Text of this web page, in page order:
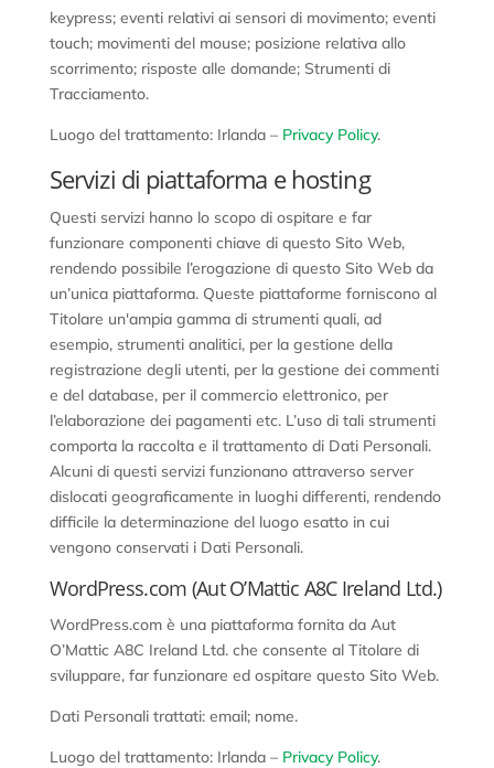
keypress; eventi relativi ai sensori di movimento; eventi
touch; movimenti del mouse; posizione relativa allo
scorrimento; risposte alle domande; Strumenti di
Tracciamento.
Luogo del trattamento: Irlanda – Privacy Policy.
Servizi di piattaforma e hosting
Questi servizi hanno lo scopo di ospitare e far
funzionare componenti chiave di questo Sito Web,
rendendo possibile l’erogazione di questo Sito Web da
un’unica piattaforma. Queste piattaforme forniscono al
Titolare un'ampia gamma di strumenti quali, ad
esempio, strumenti analitici, per la gestione della
registrazione degli utenti, per la gestione dei commenti
e del database, per il commercio elettronico, per
l’elaborazione dei pagamenti etc. L’uso di tali strumenti
comporta la raccolta e il trattamento di Dati Personali.
Alcuni di questi servizi funzionano attraverso server
dislocati geograficamente in luoghi differenti, rendendo
difficile la determinazione del luogo esatto in cui
vengono conservati i Dati Personali.
WordPress.com (Aut O’Mattic A8C Ireland Ltd.)
WordPress.com è una piattaforma fornita da Aut
O’Mattic A8C Ireland Ltd. che consente al Titolare di
sviluppare, far funzionare ed ospitare questo Sito Web.
Dati Personali trattati: email; nome.
Luogo del trattamento: Irlanda – Privacy Policy.